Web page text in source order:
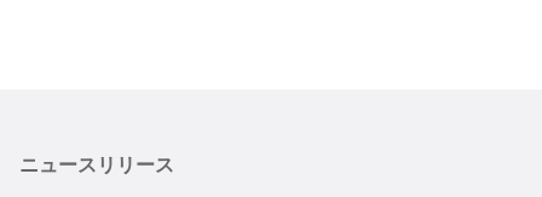
ニュースリリース